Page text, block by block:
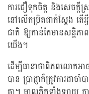
ការជឿទុកចិត្ត និងសេចក្
នៅលើកម្រិតជាក់ស្តែង តើ
ជាតិ ឱ្យកាន់តែមានសន្តិ
យើង។
ដើម្បីធានាថាពិភពលោកអ
បាន ប្រាជ្ញាក៏ត្រូវការជាច